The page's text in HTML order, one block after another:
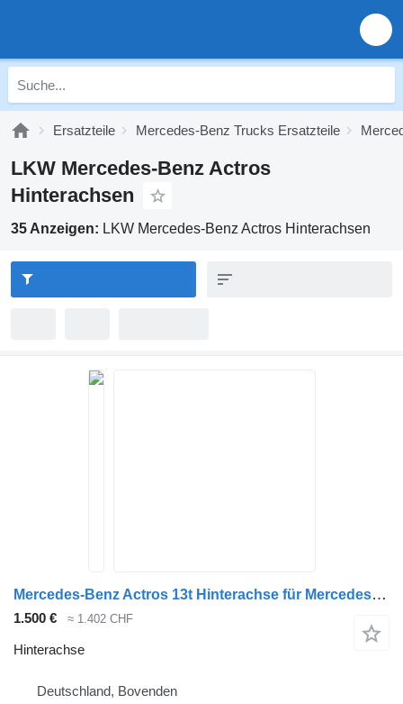
Ersatzteile Mercedes-Benz Trucks Ersatzteile
LKW Mercedes-Benz Actros
Hinterachsen
35 Anzeigen: LKW Mercedes-Benz Actros Hinterachsen
Mercedes-Benz Actros 13t Hinterachse für Mercedes-Benz Actros 13t LKW
1.500 € ≈ 1.402 CHF
Hinterachse
Deutschland, Bovenden